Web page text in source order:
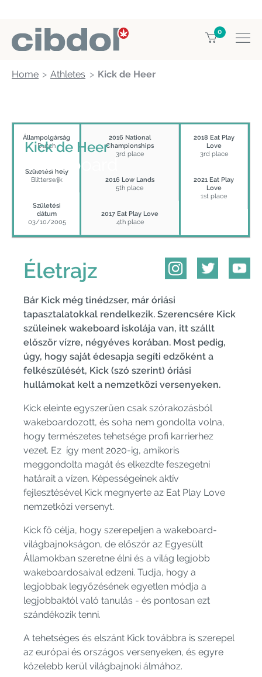
0
Home Athletes Kick de Heer
Kick de Heer
Wakeboard
Állampolgárság
Dutch
Születési hely
Blitterswijk
Születési
dátum
03/10/2005
2016 National
Championships
3rd place
2016 Low Lands
5th place
2017 Eat Play Love
4th place
2018 Eat Play
Love
3rd place
2021 Eat Play
Love
1st place
Életrajz
Bár Kick még tinédzser, már óriási
tapasztalatokkal rendelkezik. Szerencsére Kick
szüleinek wakeboard iskolája van, itt szállt
először vízre, négyéves korában. Most pedig,
úgy, hogy saját édesapja segíti edzőként a
felkészülését, Kick (szó szerint) óriási
hullámokat kelt a nemzetközi versenyeken.
Kick eleinte egyszerűen csak szórakozásból
wakeboardozott, és soha nem gondolta volna,
hogy természetes tehetsége profi karrierhez
vezet. Ez így ment 2020-ig, amikoris
meggondolta magát és elkezdte feszegetni
határait a vízen. Képességeinek aktív
fejlesztésével Kick megnyerte az Eat Play Love
nemzetközi versenyt.
Kick fő célja, hogy szerepeljen a wakeboard-
világbajnokságon, de először az Egyesült
Államokban szeretne élni és a világ legjobb
wakeboardosaival edzeni. Tudja, hogy a
legjobbak legyőzésének egyetlen módja a
legjobbaktól való tanulás - és pontosan ezt
szándékozik tenni.
A tehetséges és elszánt Kick továbbra is szerepel
az európai és országos versenyeken, és egyre
közelebb kerül világbajnoki álmához.